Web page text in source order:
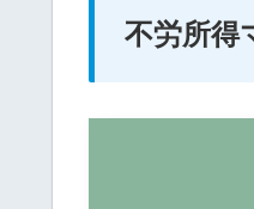
不労所得